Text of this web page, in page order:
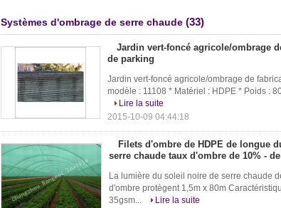
Systèmes d'ombrage de serre chaude (33)
Jardin vert-foncé agricole/ombrage
de parking
Jardin vert-foncé agricole/ombrage de
modèle : 11108 * Matériel : HDPE * Poids :
Lire la suite
2015-10-09 04:44:18
Filets d'ombre de HDPE de longue
serre chaude taux d'ombre de 10% -
La lumière du soleil noire de serre chaude
d'ombre protègent 1,5m x 80m
35gsm...
Lire la suite